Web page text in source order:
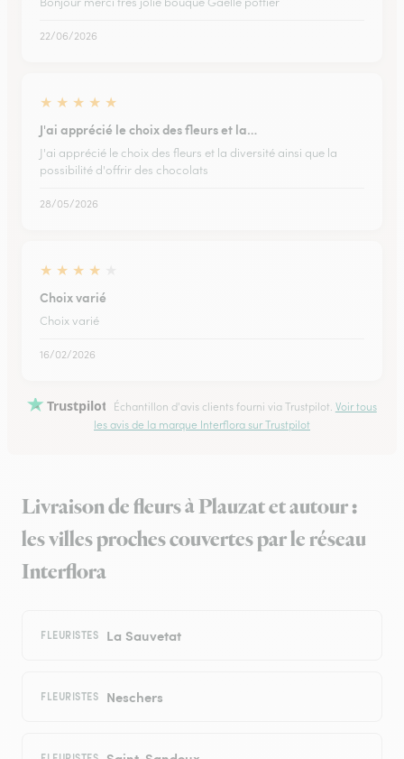
22/06/2026
★ ★ ★ ★ ★
J'ai apprécié le choix des fleurs et la…
J'ai apprécié le choix des fleurs et la diversité ainsi que la
possibilité d'offrir des chocolats
28/05/2026
★ ★ ★ ★
Choix varié
Choix varié
16/02/2026
Trustpilot Échantillon d'avis clients fourni via Trustpilot. Voir tous
les avis de la marque Interflora sur Trustpilot
Livraison de fleurs à Plauzat et autour :
les villes proches couvertes par le réseau
Interflora
FLEURISTES La Sauvetat
FLEURISTES Neschers